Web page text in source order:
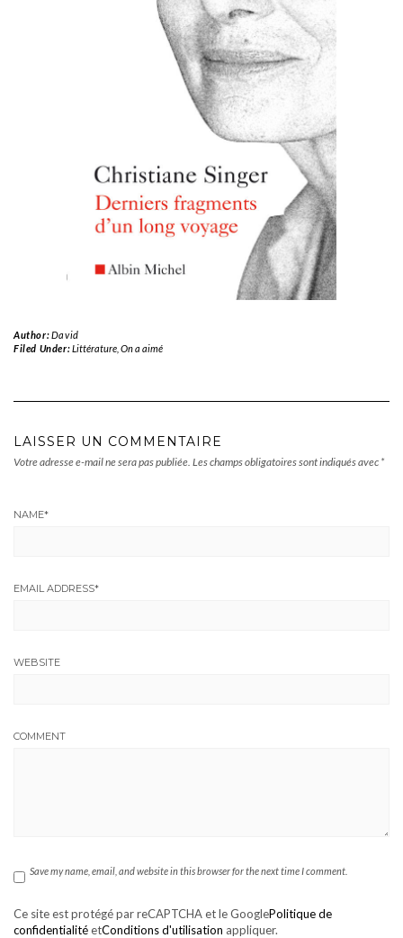
Author:David
Filed Under:Littérature, On a aimé
LAISSER UN COMMENTAIRE
Votre adresse e-mail ne sera pas publiée. Les champs obligatoires sont indiqués avec *
NAME*
EMAIL ADDRESS*
WEBSITE
COMMENT
Save my name, email, and website in this browser for the next time I comment.
Ce site est protégé par reCAPTCHA et le GooglePolitique de
confidentialitéetConditions d'utilisation appliquer.